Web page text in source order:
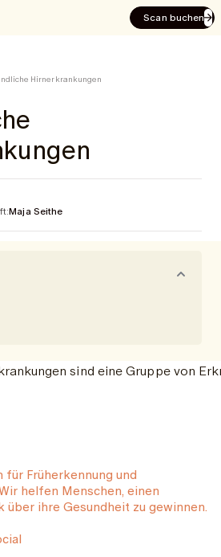
Scan buchen
Hirnerkrankungen
Maja Seithe
sind eine Gruppe von
Früherkennung und
helfen Menschen, einen
ihre Gesundheit zu gewinnen.